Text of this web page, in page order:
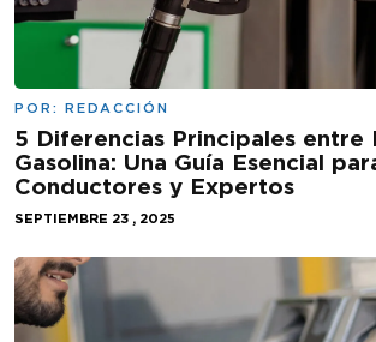
POR: REDACCIÓN
5 Diferencias Principales entre
Gasolina: Una Guía Esencial
Conductores y Expertos
SEPTIEMBRE 23 , 2025